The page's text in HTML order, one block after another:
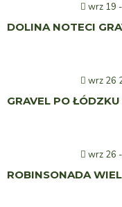
wrz 19
DOLINA NOTECI
wrz 26
GRAVEL PO
wrz 26
ROBINSONADA